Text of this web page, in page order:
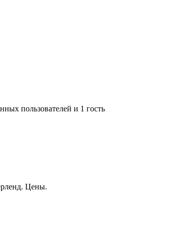
пользователей и 1 гость
Цены.